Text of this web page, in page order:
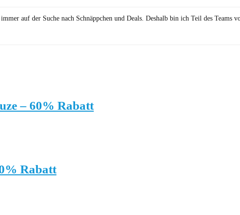
auf der Suche nach Schnäppchen und Deals. Deshalb bin ich Teil des Teams
– 60% Rabatt
Rabatt